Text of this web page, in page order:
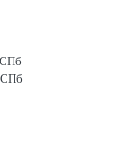
СПб
СПб